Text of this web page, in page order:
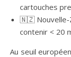
cartouches
🇳🇿 Nouvelle-
contenir < 20
Au seuil